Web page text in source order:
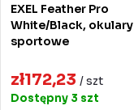
EXEL Feather Pro
White/Black, okulary
sportowe
zł172,23 / szt
Dostępny 3 szt